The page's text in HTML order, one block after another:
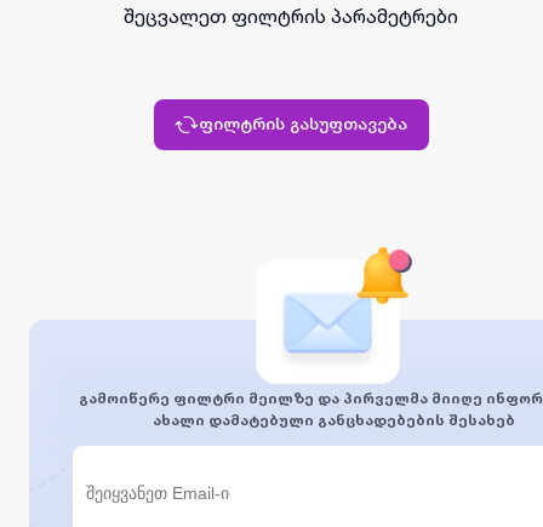
შეცვალეთ ფილტრის პარამეტრები
ფილტრის გასუფთავება
გამოიწერე ფილტრი მეილზე და პირველმა მიიღე
ახალი დამატებული განცხადებების შესახებ